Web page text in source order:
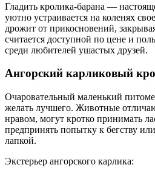
Гладить кролика-барана —
уютно устраивается на коленях
дрожит от прикосновений,
считается доступной по цене и
среди любителей ушастых друзей.
Ангорский карликовый
Очаровательный маленький
желать лучшего. Животные
нравом, могут кротко принимать
предпринять попытку к бегству
лапкой.
Экстерьер ангорского карлика: